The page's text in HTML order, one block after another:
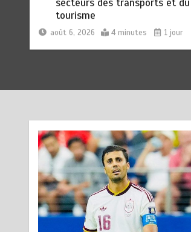
QU’AU REAL MADRID : Les
révélations chocs de Pep
Guardiola…
août 7, 2026
5 minutes
août 7, 2026
5 minutes
2 heures
3
TOGO : Sauver la mère devient
un indicateur de civilisation
août 7, 2026
4 minutes
3 heures